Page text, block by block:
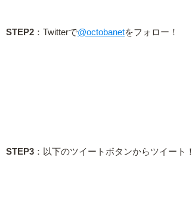
STEP2 ：Twitterで@octobanetをフォロー！
STEP3 ：以下のツイートボタンからツイート！